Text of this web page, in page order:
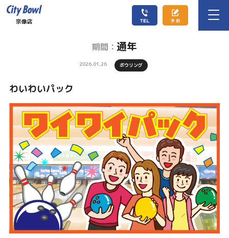
宗像店
期間： 通年
2026.01.26 ボウリング
わいわいパック